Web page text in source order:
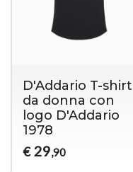
D'Addario T-shirt
da donna con
logo D'Addario
1978
€ 29,90